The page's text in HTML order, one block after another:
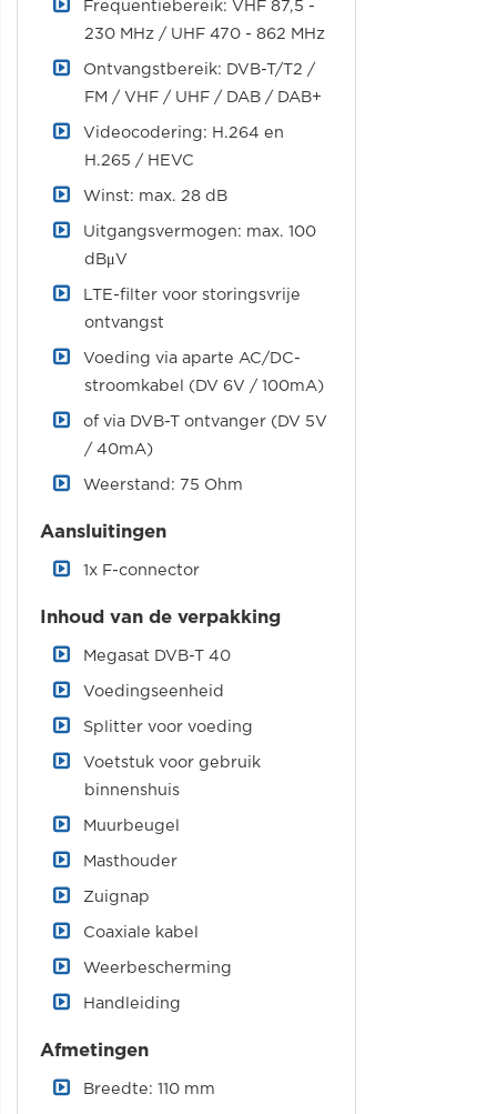
Frequentiebereik: VHF 87,5 -
230 MHz / UHF 470 - 862 MHz
Ontvangstbereik: DVB-T/T2 /
FM / VHF / UHF / DAB / DAB+
Videocodering: H.264 en
H.265 / HEVC
Winst: max. 28 dB
Uitgangsvermogen: max. 100
dBμV
LTE-filter voor storingsvrije
ontvangst
Voeding via aparte AC/DC-
stroomkabel (DV 6V / 100mA)
of via DVB-T ontvanger (DV 5V
/ 40mA)
Weerstand: 75 Ohm
Aansluitingen
1x F-connector
Inhoud van de verpakking
Megasat DVB-T 40
Voedingseenheid
Splitter voor voeding
Voetstuk voor gebruik
binnenshuis
Muurbeugel
Masthouder
Zuignap
Coaxiale kabel
Weerbescherming
Handleiding
Afmetingen
Breedte: 110 mm